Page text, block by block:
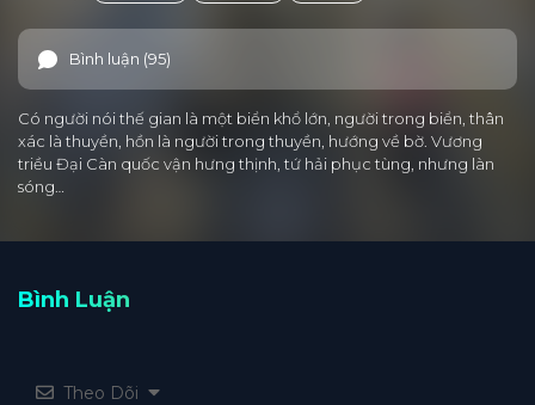
Bình luận (95)
Có người nói thế gian là một biển khổ lớn, người trong biển, thân
xác là thuyền, hồn là người trong thuyền, hướng về bờ. Vương
triều Đại Càn quốc vận hưng thịnh, tứ hải phục tùng, nhưng làn
sóng…
Bình Luận
Theo Dõi